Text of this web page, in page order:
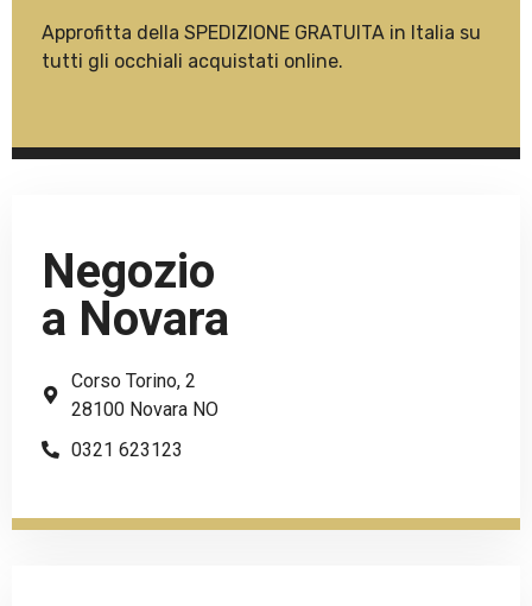
Approfitta della SPEDIZIONE GRATUITA in Italia su
tutti gli occhiali acquistati online.
Negozio
a Novara
Corso Torino, 2
28100 Novara NO
0321 623123